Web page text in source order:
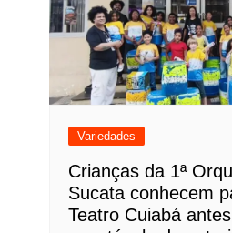
Variedades
Crianças da 1ª
Sucata conhecem
Teatro Cuiabá